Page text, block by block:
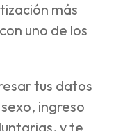
más
uno de los
tus datos
ingreso
y te